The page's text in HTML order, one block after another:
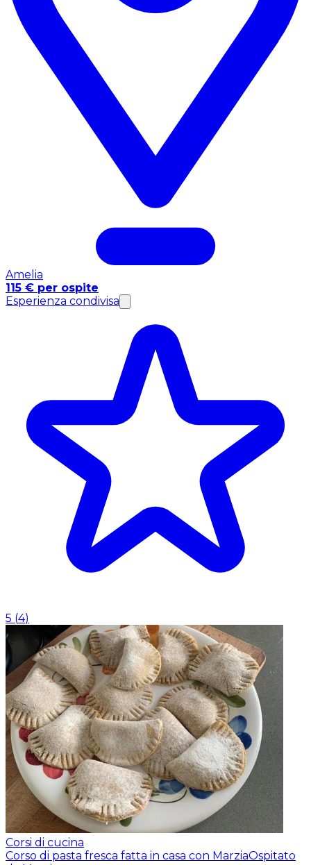
Amelia
115 € per ospite
Esperienza condivisa
5 (4)
Corsi di cucina
Corso di pasta fresca fatta in casa con MarziaOspitato